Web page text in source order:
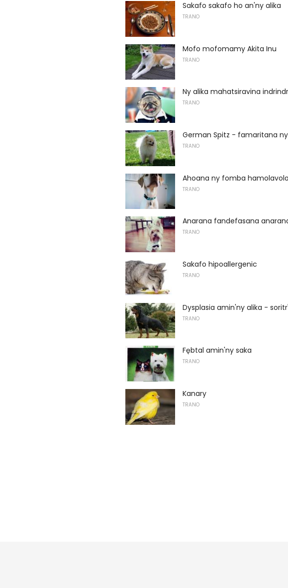
Sakafo sakafo ho an'ny alika
TRANO
Mofo mofomamy Akita Inu
TRANO
Ny alika mahatsiravina
TRANO
German Spitz - famaritana
TRANO
Ahoana ny fomba
TRANO
Anarana fandefasana
TRANO
Sakafo hipoallergenic
TRANO
Dysplasia amin'ny alika -
TRANO
Fębtal amin'ny saka
TRANO
Kanary
TRANO